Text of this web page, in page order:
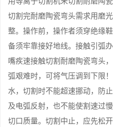
切割完耐磨陶瓷弯头需求用磨
整。操作前，操作者须穿绝缘
备须牢靠接好地线。接触引弧
嘴疾速接触切割耐磨陶瓷弯头
弧艰难时，可将气压调到下限
水，切割时不能超速挪动，防
及电弧反射，也不能使割速过
切口质量。切割中止，应先松